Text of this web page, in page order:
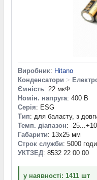
Виробник: Hitano
Конденсатори >
Ємність: 22 мкФ
Номін. напруга: 400 В
Серія: ESG
Тип: для баласту, з
Темп. діапазон: -
Габарити: 13x25 мм
Строк служби: 5000
УКТЗЕД: 8532 22 00 00
у наявності: 1411 шт